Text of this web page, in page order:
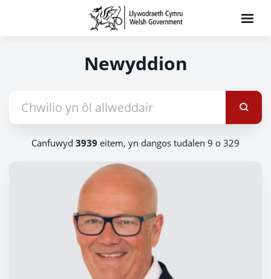
Newyddion
Canfuwyd 3939 eitem, yn dangos tudalen 9 o 329